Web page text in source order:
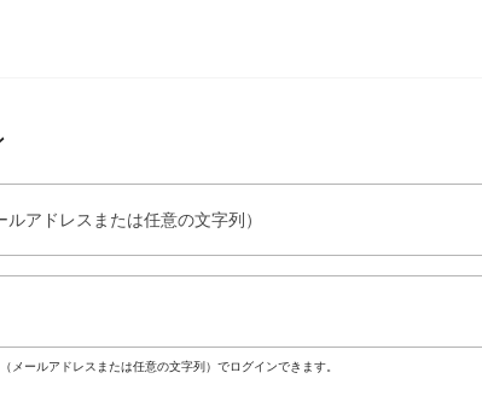
ルアドレスまたは任意の文字列）
メールアドレスまたは任意の文字列）でログインできます。